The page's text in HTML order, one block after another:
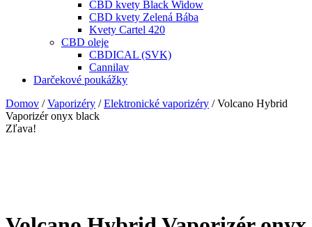
CBD kvety Black Widow
CBD kvety Zelená Bába
Kvety Cartel 420
CBD oleje
CBDICAL (SVK)
Cannilav
Darčekové poukážky
Domov /Vaporizéry /Elektronické vaporizéry / Volcano Hybrid
Vaporizér onyx black
Zľava!